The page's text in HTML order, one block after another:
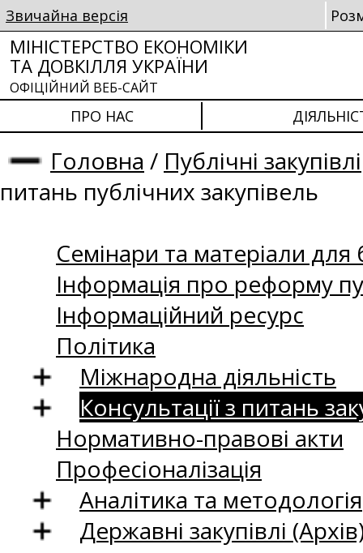
Звичайна версія
МІНІСТЕРСТВО ЕКОНОМІКИ
ТА ДОВКІЛЛЯ УКРАЇНИ
ОФІЦІЙНИЙ ВЕБ-САЙТ
ПРО НАС
Головна / Публічні закупівлі
питань публічних закупівель
Семінари та матеріали для
Інформація про реформу
Інформаційний ресурс
Політика
Міжнародна діяльність
Консультації з питань
Нормативно-правові акти
Професіоналізація
Аналітика та методологія
Державні закупівлі